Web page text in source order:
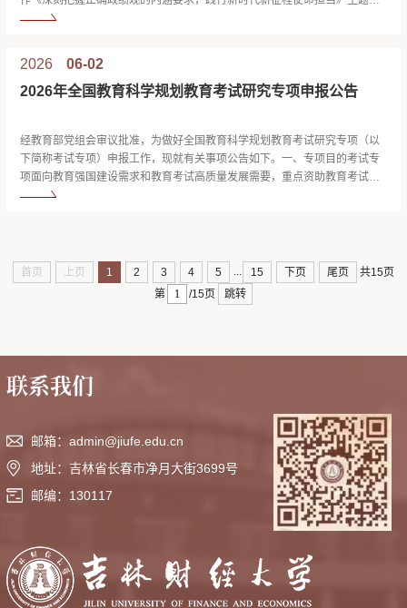
言，发言紧扣习近平总书记关于树立和践行正确政绩观重要论述，立足工作
2026
06-02
2026年全国教育科学规划教育考试研究专项申报公告
经教育部党组会审议批准，为做好全国教育科学规划教育考试研究专项（以
下简称考试专项）申报工作，现就有关事项公告如下。一、专项目的考试专
项面向教育强国建设需求和教育考试高质量发展需要，重点资助教育考试领
域关系教育发展全局的重要理论和现实问题研究，为构建高质量教育考试评
首页
上页 1 2 3 4 5 ... 15 下页 尾页
共15页
第
/15页 跳转
联系我们
邮箱：admin@jiufe.edu.cn
地址：吉林省长春市净月大街3699号
邮编：130117